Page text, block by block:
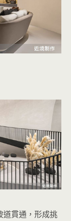
道貫通，形成挑